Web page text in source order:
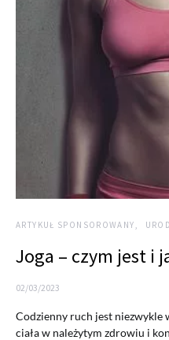
ARTYKUŁ SPONSOROWANY
Joga – czym jest i
02/03/2023
Codzienny ruch jest niezwykle
ciała w należytym zdrowiu i